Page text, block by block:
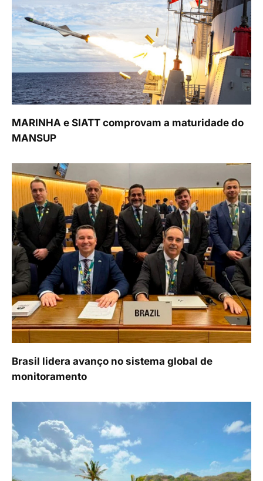
MARINHA e SIATT comprovam a maturidade do
MANSUP
Brasil lidera avanço no sistema global de
monitoramento